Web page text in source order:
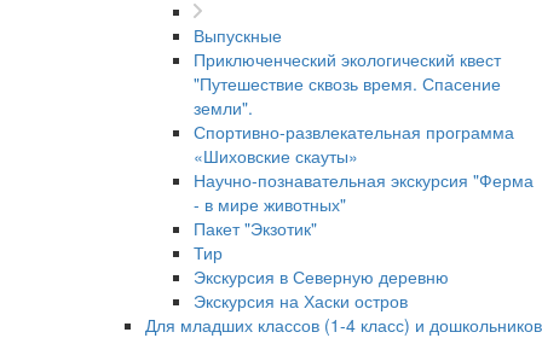
Выпускные
Приключенческий экологический квест
"Путешествие сквозь время. Спасение
земли".
Спортивно-развлекательная программа
«Шиховские скауты»
Научно-познавательная экскурсия "Ферма
- в мире животных"
Пакет "Экзотик"
Тир
Экскурсия в Северную деревню
Экскурсия на Хаски остров
Для младших классов (1-4 класс) и дошкольников